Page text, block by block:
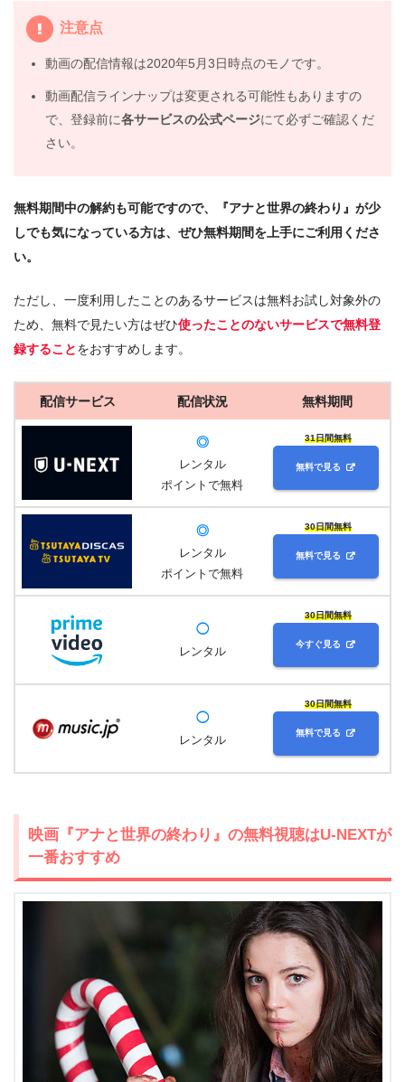
注意点
動画の配信情報は2020年5月3日時点のモノです。
動画配信ラインナップは変更される可能性もありますの
で、登録前に各サービスの公式ページにて必ずご確認くだ
さい。
無料期間中の解約も可能ですので、『アナと世界の終わり』が少
しでも気になっている方は、ぜひ無料期間を上手にご利用くださ
い。
ただし、一度利用したことのあるサービスは無料お試し対象外の
ため、無料で見たい方はぜひ使ったことのないサービスで無料登
録することをおすすめします。
配信サービス 配信状況 無料期間
◎
レンタル
ポイントで無料
31日間無料
無料で見る
◎
レンタル
ポイントで無料
30日間無料
無料で見る
◯
レンタル
30日間無料
今すぐ見る
◯
レンタル
30日間無料
無料で見る
映画『アナと世界の終わり』の無料視聴はU-NEXTが
一番おすすめ